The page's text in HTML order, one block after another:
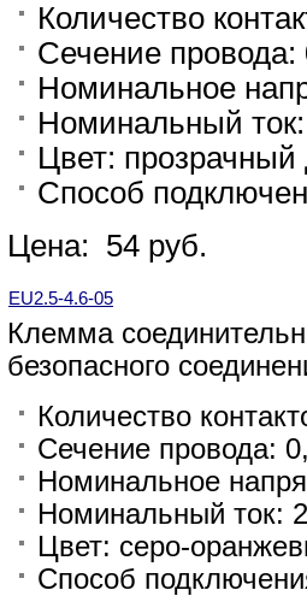
Количество
Сечение провода:
Номинальное
Номинальный
Цвет:
Способ
Цена: 54 руб.
EU2.5-4.6-05
Клемма
безопасного
Количество
Сечение провода:
Номинальное
Номинальный ток:
Цвет: серо-
Способ